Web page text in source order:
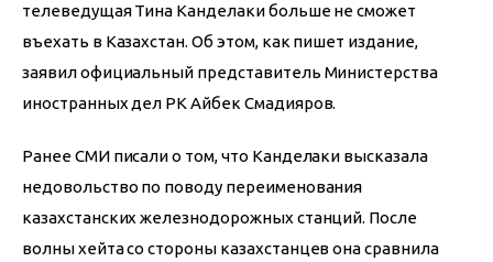
телеведущая Тина Канделаки больше не сможет
въехать в Казахстан. Об этом, как пишет издание,
заявил официальный представитель Министерства
иностранных дел РК Айбек Смадияров.
Ранее СМИ писали о том, что Канделаки высказала
недовольство по поводу переименования
казахстанских железнодорожных станций. После
волны хейта со стороны казахстанцев она сравнила